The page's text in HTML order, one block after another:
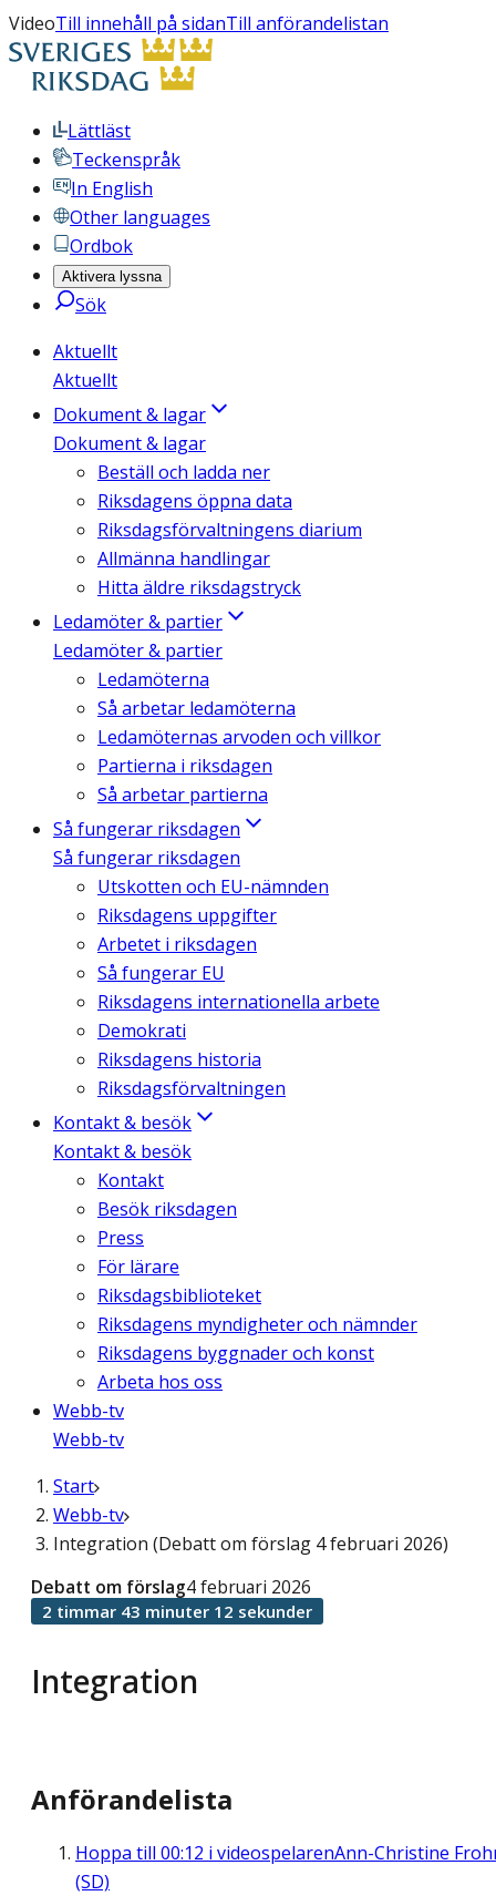
VideoTill innehåll på sidanTill anförandelistan
Lättläst
Teckenspråk
In English
Other languages
Ordbok
Aktivera lyssna
Sök
Aktuellt
Aktuellt
Dokument & lagar
Dokument & lagar
Beställ och ladda ner
Riksdagens öppna data
Riksdagsförvaltningens diarium
Allmänna handlingar
Hitta äldre riksdagstryck
Ledamöter & partier
Ledamöter & partier
Ledamöterna
Så arbetar ledamöterna
Ledamöternas arvoden och villkor
Partierna i riksdagen
Så arbetar partierna
Så fungerar riksdagen
Så fungerar riksdagen
Utskotten och EU-nämnden
Riksdagens uppgifter
Arbetet i riksdagen
Så fungerar EU
Riksdagens internationella arbete
Demokrati
Riksdagens historia
Riksdagsförvaltningen
Kontakt & besök
Kontakt & besök
Kontakt
Besök riksdagen
Press
För lärare
Riksdagsbiblioteket
Riksdagens myndigheter och nämnder
Riksdagens byggnader och konst
Arbeta hos oss
Webb-tv
Webb-tv
Start
Webb-tv
Integration (Debatt om förslag 4 februari 2026)
Integration
Debatt om förslag4 februari 2026
2 timmar 43 minuter 12 sekunder
Anförandelista
Hoppa till 00:12 i videospelarenAnn-Christine
(SD)